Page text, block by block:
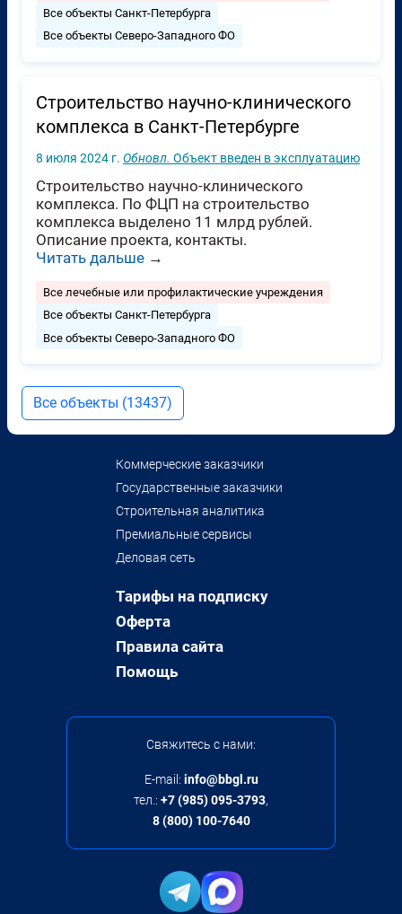
Все объекты Санкт-Петербурга
Все объекты Северо-Западного ФО
Строительство научно-клинического
комплекса в Санкт-Петербурге
8 июля 2024 г. Обновл. Объект введен в эксплуатацию
Строительство научно-клинического
комплекса. По ФЦП на строительство
комплекса выделено 11 млрд рублей.
Описание проекта, контакты.
Читать дальше →
Все лечебные или профилактические учреждения
Все объекты Санкт-Петербурга
Все объекты Северо-Западного ФО
Все объекты (13437)
Коммерческие заказчики
Государственные заказчики
Строительная аналитика
Премиальные сервисы
Деловая сеть
Тарифы на подписку
Оферта
Правила сайта
Помощь
Свяжитесь с нами:
E-mail: info@bbgl.ru
тел.: +7 (985) 095-3793,
8 (800) 100-7640